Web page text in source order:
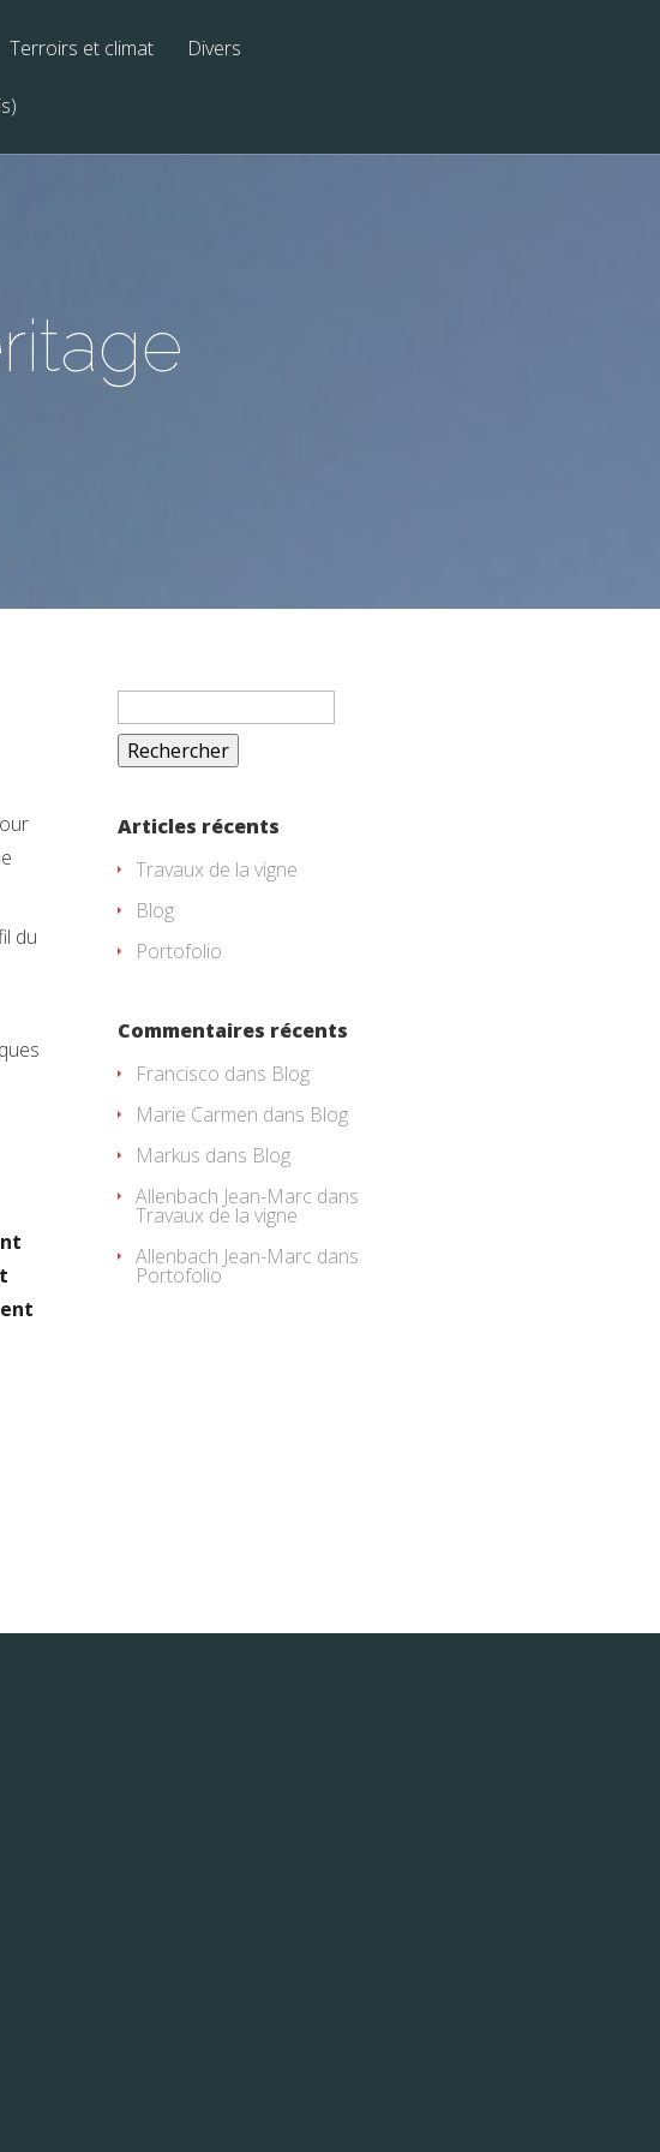
Terroirs et climat Divers
du
Rechercher :
Articles récents
Travaux de la vigne
Blog
Portofolio
Commentaires récents
Francisco dans Blog
Marie Carmen dans Blog
Markus dans Blog
Allenbach Jean-Marc dans
Travaux de la vigne
Allenbach Jean-Marc dans
Portofolio